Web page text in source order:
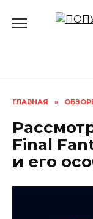
ГЛАВНАЯ »
Final
и его